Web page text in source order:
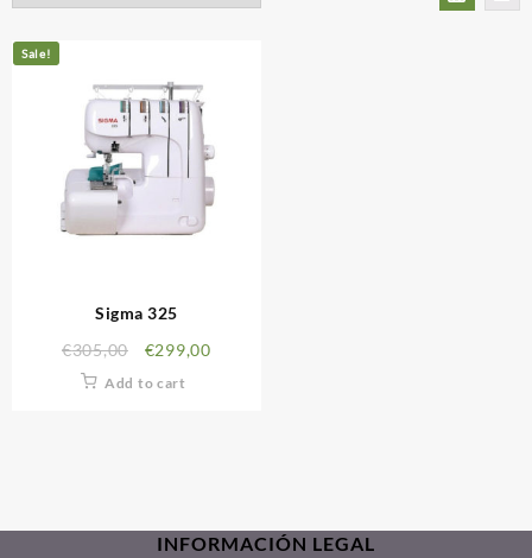
Sale!
Sigma 325
€305,00 €299,00
Add to cart